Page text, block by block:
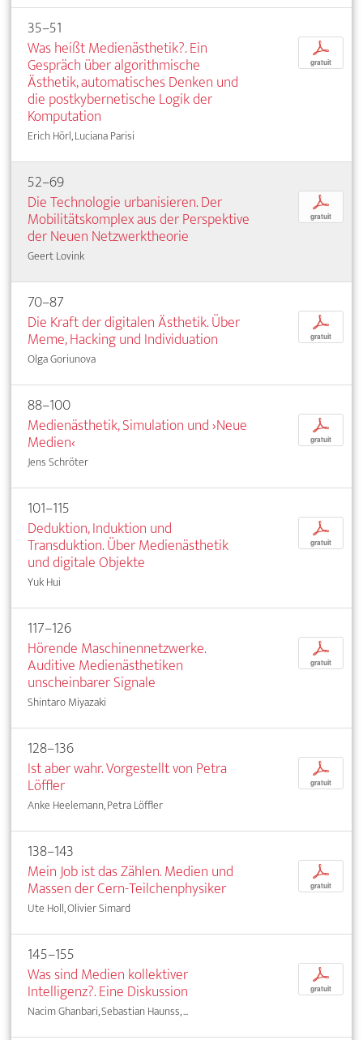
35–51
Was heißt Medienästhetik?. Ein
Gespräch über algorithmische
Ästhetik, automatisches Denken und
die postkybernetische Logik der
Komputation
Erich Hörl, Luciana Parisi
p
gratuit
52–69
Die Technologie urbanisieren. Der
Mobilitätskomplex aus der Perspektive
der Neuen Netzwerktheorie
Geert Lovink
p
gratuit
70–87
Die Kraft der digitalen Ästhetik. Über
Meme, Hacking und Individuation
Olga Goriunova
p
gratuit
88–100
Medienästhetik, Simulation und ›Neue
Medien‹
Jens Schröter
p
gratuit
101–115
Deduktion, Induktion und
Transduktion. Über Medienästhetik
und digitale Objekte
Yuk Hui
p
gratuit
117–126
Hörende Maschinennetzwerke.
Auditive Medienästhetiken
unscheinbarer Signale
Shintaro Miyazaki
p
gratuit
128–136
Ist aber wahr. Vorgestellt von Petra
Löffler
Anke Heelemann, Petra Löffler
p
gratuit
138–143
Mein Job ist das Zählen. Medien und
Massen der Cern-Teilchenphysiker
Ute Holl, Olivier Simard
p
gratuit
145–155
Was sind Medien kollektiver
Intelligenz?. Eine Diskussion
Nacim Ghanbari, Sebastian Haunss, ...
p
gratuit